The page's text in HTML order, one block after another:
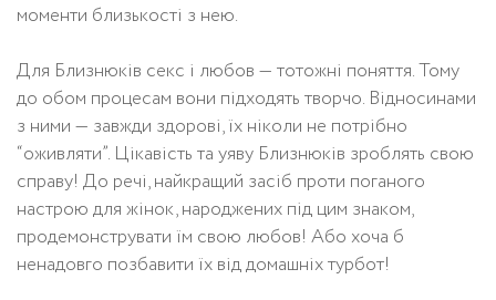
моменти близькості з нею.
Для Близнюків секс і любов — тотожні поняття. Тому
до обом процесам вони підходять творчо. Відносинами
з ними — завжди здорові, їх ніколи не потрібно
“оживляти”. Цікавість та уяву Близнюків зроблять свою
справу! До речі, найкращий засіб проти поганого
настрою для жінок, народжених під цим знаком,
продемонструвати їм свою любов! Або хоча б
ненадовго позбавити їх від домашніх турбот!